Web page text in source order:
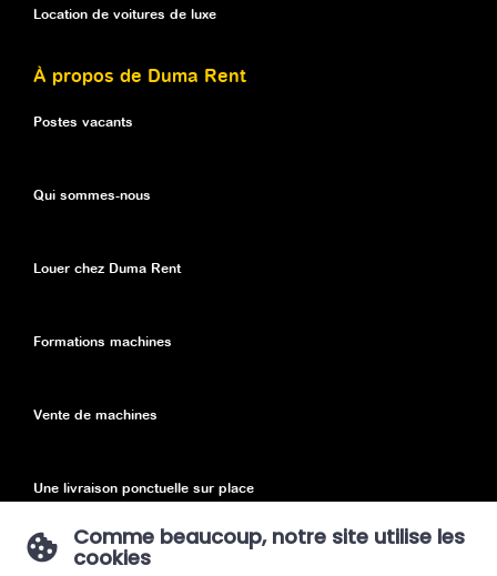
Location de voitures de luxe
À propos de Duma Rent
Postes vacants
Qui sommes-nous
Louer chez Duma Rent
Formations machines
Vente de machines
Une livraison ponctuelle sur place
Comme beaucoup, notre site utilise les
cookies